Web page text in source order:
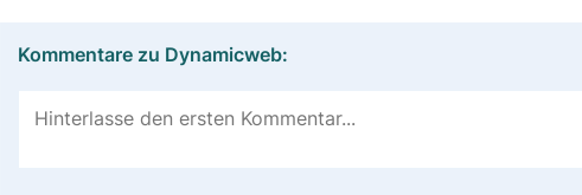
Kommentare zu Dynamicweb: